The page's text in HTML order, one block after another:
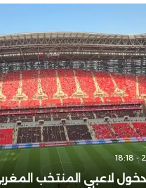
لاعبي المنتخب